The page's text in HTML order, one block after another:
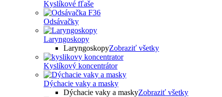
Kyslíkové fľaše
Odsávačky
Laryngoskopy
LaryngoskopyZobraziť všetky
Kyslíkový koncentrátor
Dýchacie vaky a masky
Dýchacie vaky a maskyZobraziť všetky